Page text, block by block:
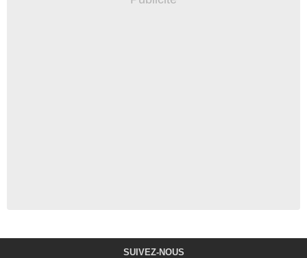
SUIVEZ-NOUS